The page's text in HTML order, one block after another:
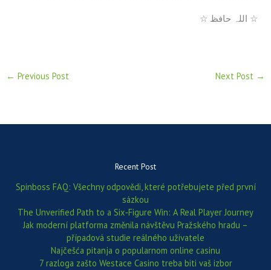
☆ اللہ حافظ ☆
← Previous Post Next Post →
Recent Post
Spinboss FAQ: Všechny odpovědi, které potřebujete před první
sázkou
The Unverified Path to a Six‑Figure Win: A Real Player Journey
Jak moderní platforma změnila návštěvu Pražského hradu –
případová studie reálného uživatele
Najčešća pitanja o popularnom online casinu
7 razloga zašto Westace Casino treba biti vaš izbor